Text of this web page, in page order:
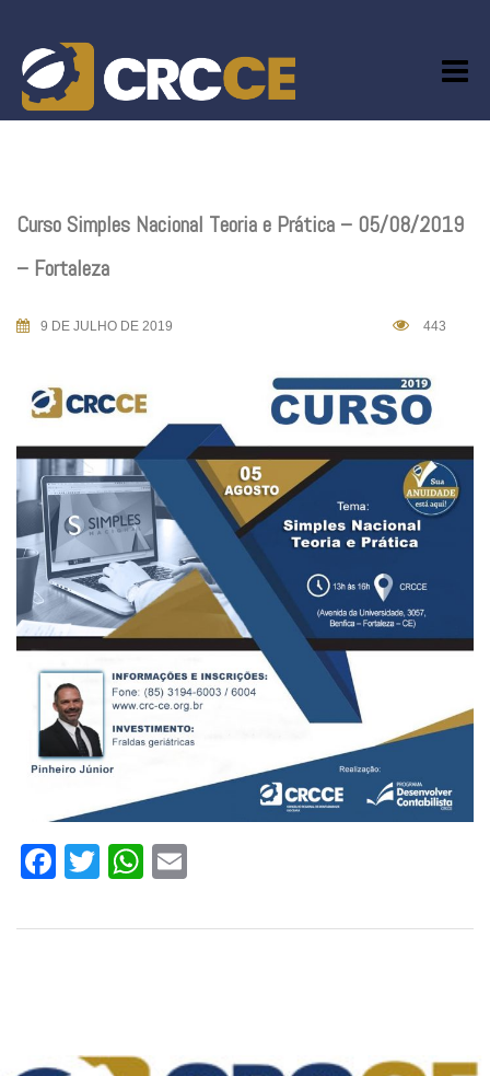
content
Curso Simples Nacional Teoria e Prática – 05/08/2019
– Fortaleza
9 DE JULHO DE 2019 443
Facebook
TwitterWhatsApp